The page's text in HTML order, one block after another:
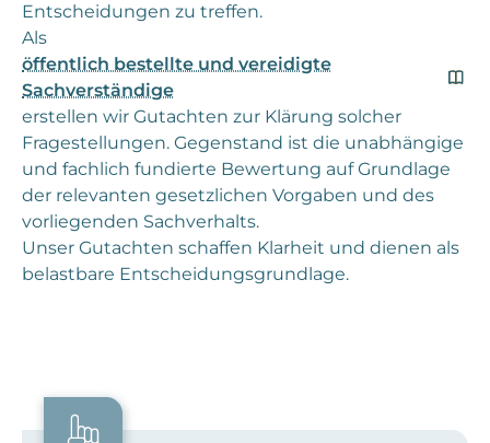
Entscheidungen zu treffen.
Als
öffentlich bestellte und vereidigte
Sachverständige
erstellen wir Gutachten zur Klärung solcher
Fragestellungen. Gegenstand ist die unabhängige
und fachlich fundierte Bewertung auf Grundlage
der relevanten gesetzlichen Vorgaben und des
vorliegenden Sachverhalts.
Unser Gutachten schaffen Klarheit und dienen als
belastbare Entscheidungsgrundlage.